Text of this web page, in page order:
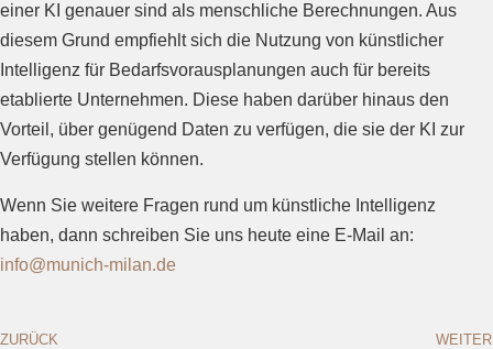
einer KI genauer sind als menschliche Berechnungen. Aus
diesem Grund empfiehlt sich die Nutzung von künstlicher
Intelligenz für Bedarfsvorausplanungen auch für bereits
etablierte Unternehmen. Diese haben darüber hinaus den
Vorteil, über genügend Daten zu verfügen, die sie der KI zur
Verfügung stellen können.
Wenn Sie weitere Fragen rund um künstliche Intelligenz
haben, dann schreiben Sie uns heute eine E-Mail an:
info@munich-milan.de
ZURÜCK WEITER